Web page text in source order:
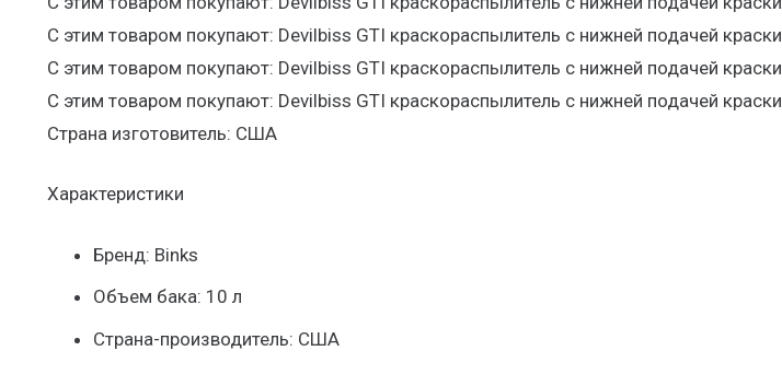
C этим товаром покупают: Devilbiss GTI краскораспылитель с нижней подачей краски
C этим товаром покупают: Devilbiss GTI краскораспылитель с нижней подачей краски
C этим товаром покупают: Devilbiss GTI краскораспылитель с нижней подачей краски
Страна изготовитель: США
Характеристики
Бренд: Binks
Объем бака: 10 л
Страна-производитель: США